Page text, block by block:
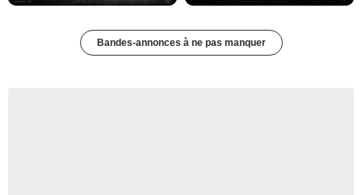
Bandes-annonces à ne pas manquer